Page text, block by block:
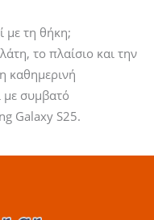
με τη θήκη;
το πλαίσιο και την
καθημερινή
με συμβατό
Galaxy S25.